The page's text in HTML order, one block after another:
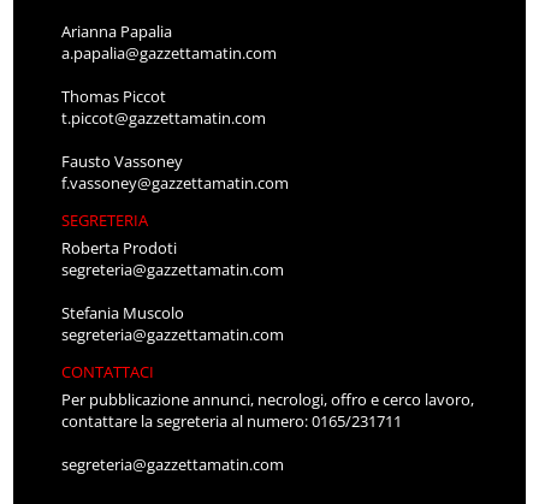
Arianna Papalia
a.papalia@gazzettamatin.com
Thomas Piccot
t.piccot@gazzettamatin.com
Fausto Vassoney
f.vassoney@gazzettamatin.com
SEGRETERIA
Roberta Prodoti
segreteria@gazzettamatin.com
Stefania Muscolo
segreteria@gazzettamatin.com
CONTATTACI
Per pubblicazione annunci, necrologi, offro e cerco lavoro,
contattare la segreteria al numero: 0165/231711
segreteria@gazzettamatin.com